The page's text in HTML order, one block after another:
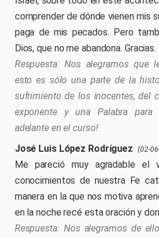
comprender de dónde vienen mis
paga de mis pecados. Pero
Dios, que no me abandona. Gracias.
Nos alegramos que
esto es sólo una parte de la
sufrimiento de los inocentes, del
exponente y una Palabra para
adelante en el curso!
José Luis López Rodríguez
(02-
Me pareció muy agradable el
conocimientos de nuestra Fe
manera en la que nos motiva
en la noche recé esta oración y
Nos alegramos de